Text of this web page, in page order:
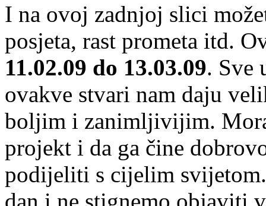
I na ovoj zadnjoj slici
posjeta, rast prometa itd.
11.02.09 do 13.03.09. Sve
ovakve stvari nam daju
boljim i zanimljivijim.
projekt i da ga čine
podijeliti s cijelim
dan i ne stignemo objaviti